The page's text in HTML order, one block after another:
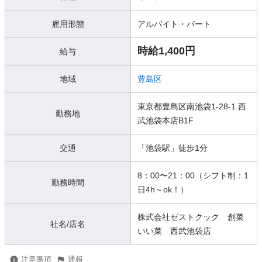
雇用形態 アルバイト・パート
給与 時給1,400円
地域 豊島区
勤務地
東京都豊島区南池袋1-28-1 西
武池袋本店B1F
交通 「池袋駅」徒歩1分
勤務時間
8：00〜21：00（シフト制：1
日4h～ok！）
社名/店名
株式会社ゼストクック 創菜
いい菜 西武池袋店
注意事項 通報